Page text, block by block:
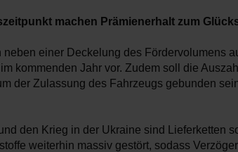
machen Prämienerhalt zum
einer Deckelung des Fördervolumens
kommenden Jahr vor. Zudem soll die
der Zulassung des Fahrzeugs gebunden
den Krieg in der Ukraine sind Lieferketten
weiterhin massiv gestört, sodass